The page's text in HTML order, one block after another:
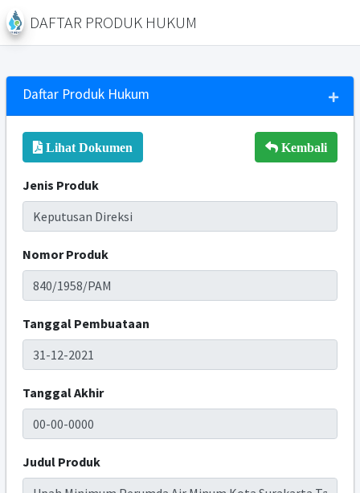
DAFTAR PRODUK HUKUM
Daftar Produk Hukum
Lihat Dokumen Kembali
Jenis Produk
Nomor Produk
Tanggal Pembuataan
Tanggal Akhir
Judul Produk